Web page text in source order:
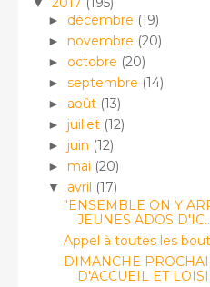
► décembre (19)
► novembre (20)
► octobre (20)
► septembre (14)
► août (13)
► juillet (12)
► juin (12)
► mai (20)
▼ avril (17)
"ENSEMBLE ON Y
JEUNES ADOS
Appel à toutes les
DIMANCHE
D'ACCUEIL ET